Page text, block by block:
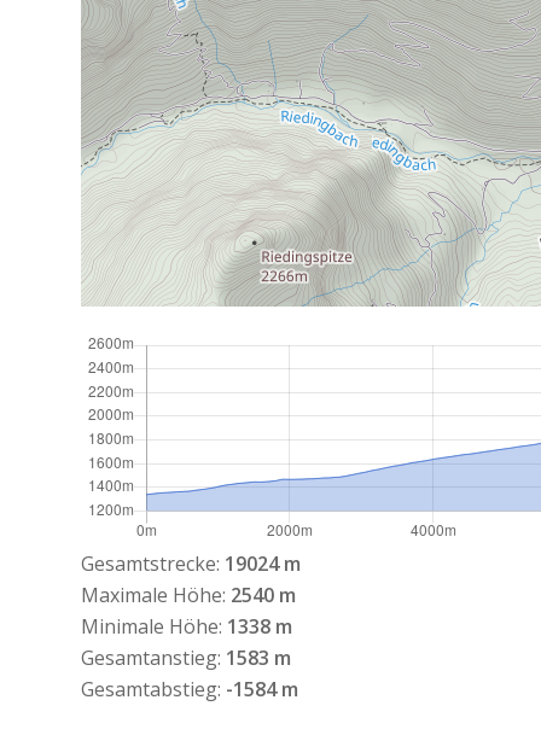
Gesamtstrecke: 19024 m
Maximale Höhe: 2540 m
Minimale Höhe: 1338 m
Gesamtanstieg: 1583 m
Gesamtabstieg: -1584 m